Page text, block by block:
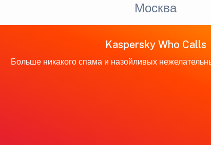
Москва
Kaspersky Who Calls
Больше никакого спама и назойливых